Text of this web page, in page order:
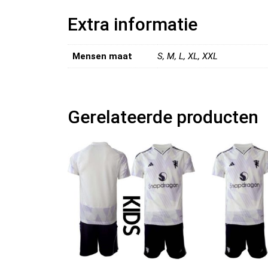
Extra informatie
Mensen maat S, M, L, XL, XXL
Gerelateerde producten